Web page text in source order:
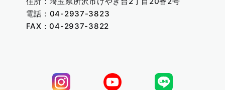
電話： 04-2937-3823
FAX：04-2937-3822